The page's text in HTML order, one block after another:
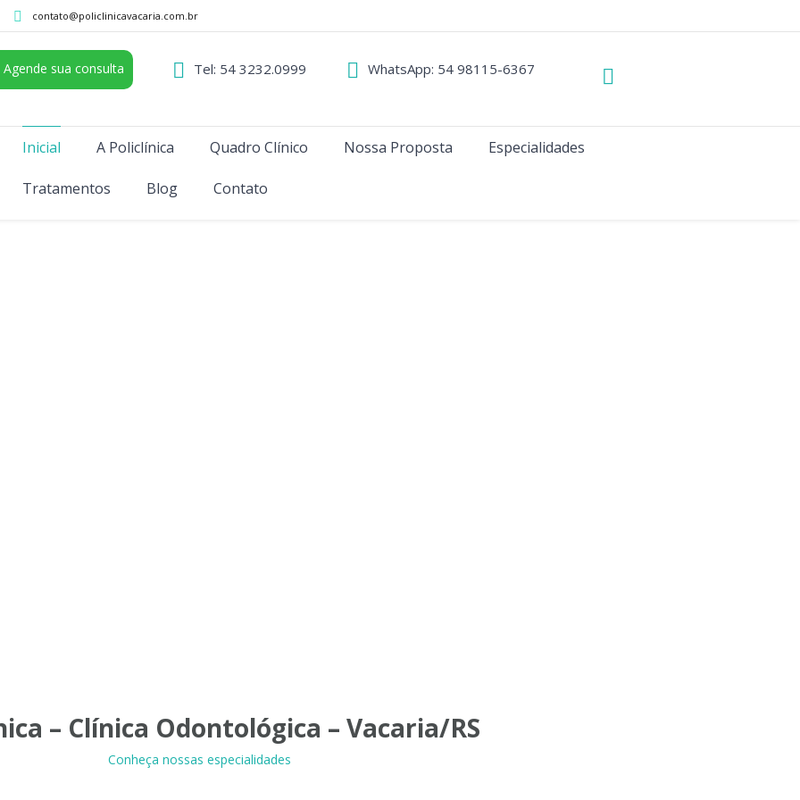
contato@policlinicavacaria.com.br
Agende sua consulta Tel: 54 3232.0999 WhatsApp: 54 98115-6367
Inicial A Policlínica Quadro Clínico Nossa Proposta Especialidades
Tratamentos Blog Contato
– Clínica Odontológica – Vacaria/RS
Conheça nossas especialidades